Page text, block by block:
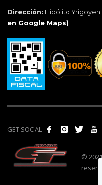
Dirección: Hipólito Yrigoyen
en Google Maps)
GET SOCIAL
©